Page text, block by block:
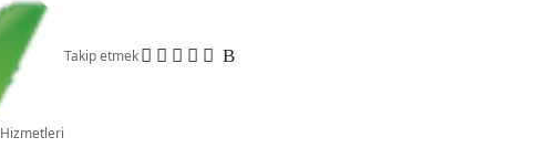
Takip etmek